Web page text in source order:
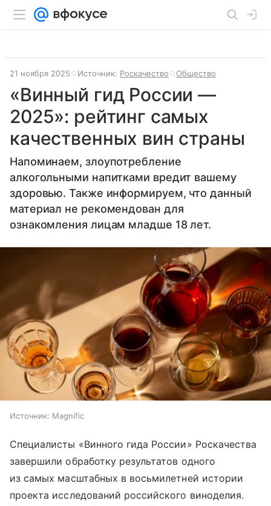
21 ноября 2025 Источник: Роскачество Общество
«Винный гид России —
2025»: рейтинг самых
качественных вин страны
Напоминаем, злоупотребление
алкогольными напитками вредит вашему
здоровью. Также информируем, что данный
материал не рекомендован для
ознакомления лицам младше 18 лет.
Источник: Magnific
Специалисты «Винного гида России» Роскачества
завершили обработку результатов одного
из самых масштабных в восьмилетней истории
проекта исследований российского виноделия.